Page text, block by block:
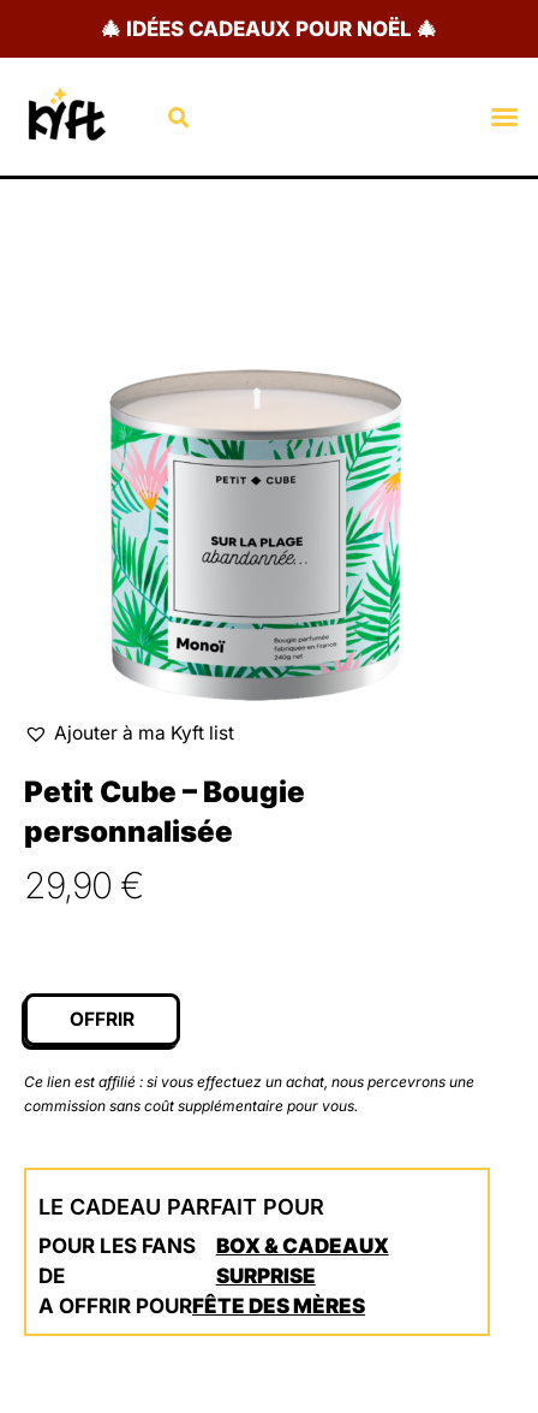
🎄 IDÉES CADEAUX POUR NOËL 🎄
Rechercher
Ajouter à ma Kyft list
Petit Cube – Bougie
personnalisée
29,90 €
OFFRIR
Ce lien est affilié : si vous effectuez un achat, nous percevrons une
commission sans coût supplémentaire pour vous.
LE CADEAU PARFAIT POUR
POUR LES FANS
DE
BOX & CADEAUX
SURPRISE
A OFFRIR POURFÊTE DES MÈRES